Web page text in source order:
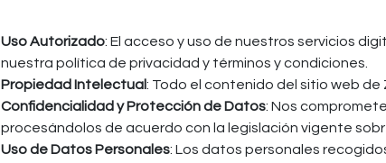
Uso Autorizado: El acceso y uso de nuestros servicios
nuestra política de privacidad y términos y condiciones.
Propiedad Intelectual: Todo el contenido del sitio web de
Confidencialidad y Protección de Datos: Nos
procesándolos de acuerdo con la legislación vigente
Uso de Datos Personales: Los datos personales